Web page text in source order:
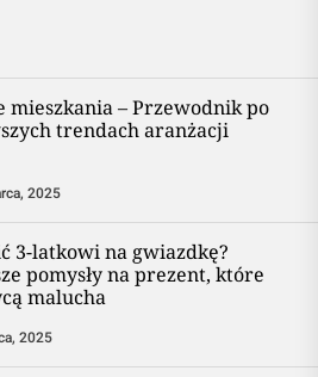
mieszkania – Przewodnik po
trendach aranżacji
2025
3-latkowi na gwiazdkę?
pomysły na prezent, które
malucha
2025